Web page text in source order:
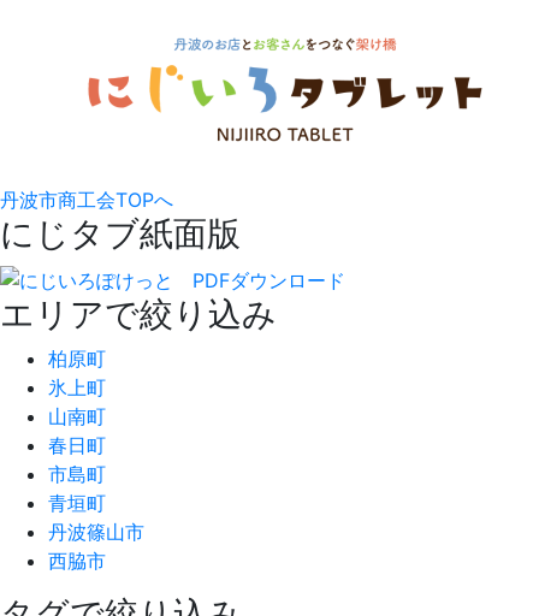
丹波市商工会TOPへ
にじタブ紙面版
エリアで絞り込み
柏原町
氷上町
山南町
春日町
市島町
青垣町
丹波篠山市
西脇市